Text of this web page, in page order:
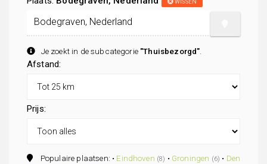
Je zoekt in de subcategorie "Thuisbezorgd"
Afstand:
Prijs:
Populaire plaatsen: • Eindhoven (8) • Groningen (6) • Den